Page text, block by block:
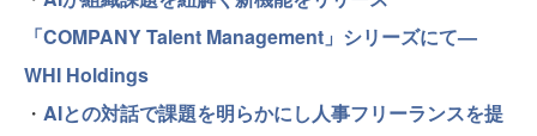
「COMPANY Talent Management」シリーズにて—
WHI Holdings
・ AIとの対話で課題を明らかにし人事フリーランスを提